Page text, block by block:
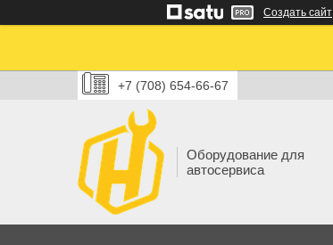
Создать сайт
+7 (708) 654-66-67
Оборудование для
автосервиса